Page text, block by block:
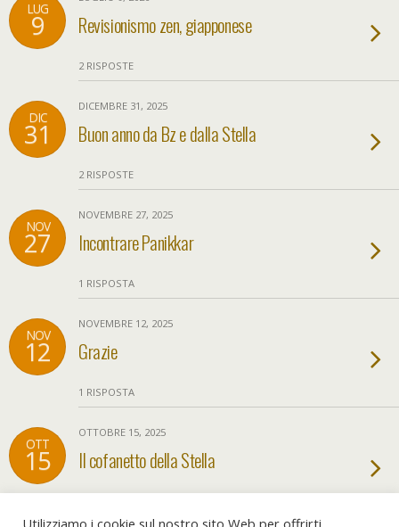
LUG
9 Revisionismo zen, giapponese
2 RISPOSTE
DIC
31
DICEMBRE 31, 2025
Buon anno da Bz e dalla Stella
2 RISPOSTE
NOV
27
NOVEMBRE 27, 2025
Incontrare Panikkar
1 RISPOSTA
NOV
12
NOVEMBRE 12, 2025
Grazie
1 RISPOSTA
OTT
15
OTTOBRE 15, 2025
Il cofanetto della Stella
Utilizziamo i cookie sul nostro sito Web per offrirti